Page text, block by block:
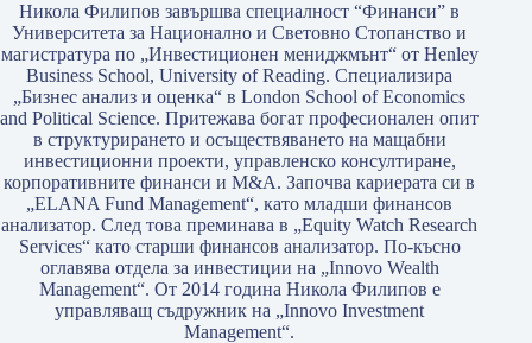
Никола Филипов завършва специалност “Финанси” в
Университета за Национално и Световно Стопанство и
магистратура по „Инвестиционен мениджмънт“ от Henley
Business School, University of Reading. Специализира
„Бизнес анализ и оценка“ в London School of Economics
and Political Science. Притежава богат професионален опит
в структурирането и осъществяването на мащабни
инвестиционни проекти, управленско консултиране,
корпоративните финанси и M&A. Започва кариерата си в
„ELANA Fund Management“, като младши финансов
анализатор. След това преминава в „Equity Watch Research
Services“ като старши финансов анализатор. По-късно
оглавява отдела за инвестиции на „Innovo Wealth
Management“. От 2014 година Никола Филипов е
управляващ съдружник на „Innovo Investment
Management“.